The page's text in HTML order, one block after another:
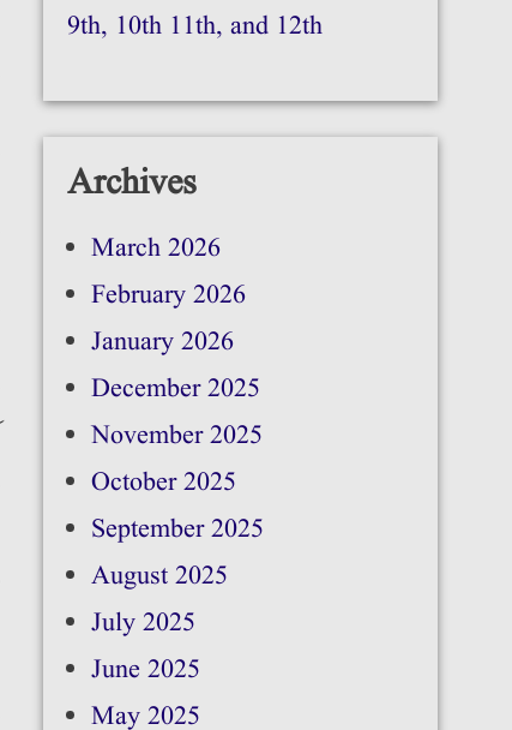
9th, 10th 11th, and 12th
Archives
March 2026
February 2026
January 2026
December 2025
November 2025
October 2025
September 2025
August 2025
July 2025
June 2025
May 2025